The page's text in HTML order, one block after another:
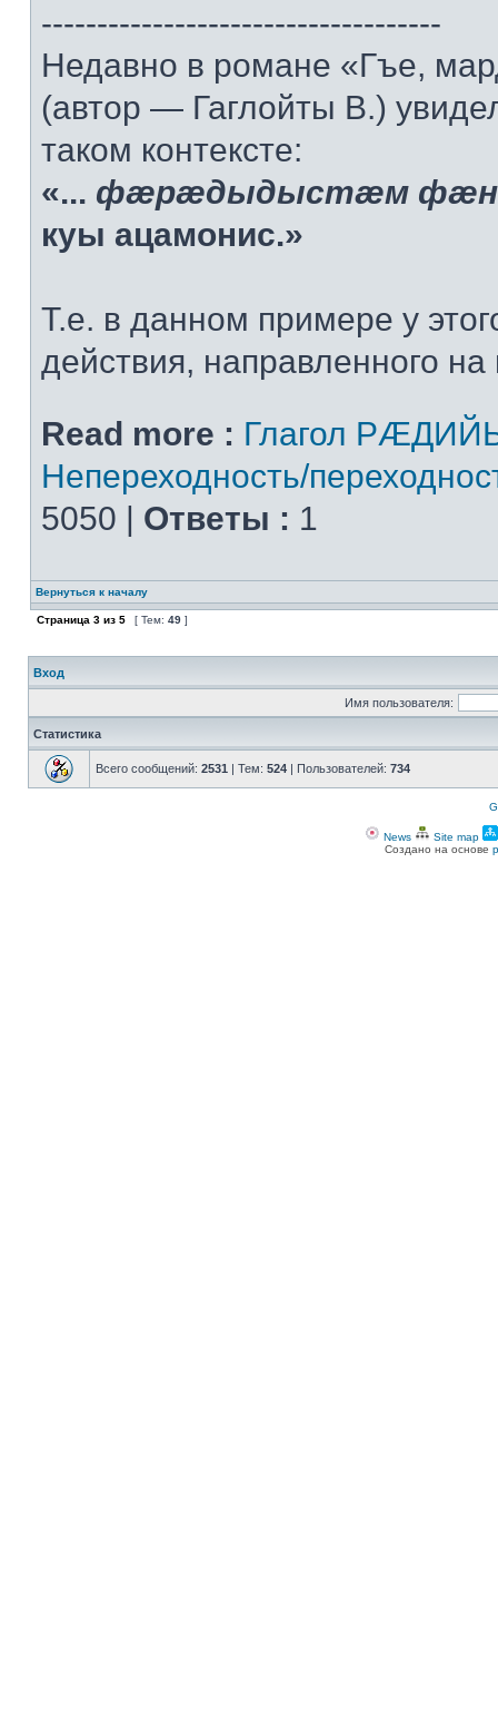
------------------------------------
Недавно в романе «Гъе,
(автор — Гаглойты В.)
таком контексте:
«... фæрæдыдыстæм
куы ацамонис.»
Т.е. в данном примере у
действия, направленного
Read more : Глагол
Непереходность/
5050 | Ответы : 1
Вернуться к началу
Страница 3 из 5 [ Тем: 49 ]
Вход
Имя пользователя:
Статистика
Всего сообщений: 2531 | Тем: 524 | Пользователей: 734
News Site map
Создано на основе